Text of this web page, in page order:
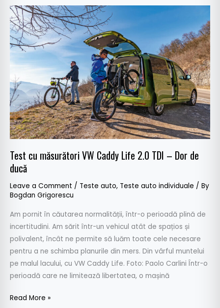
Test cu măsurători VW Caddy Life 2.0 TDI – Dor de
ducă
Leave a Comment / Teste auto, Teste auto individuale / By
Bogdan Grigorescu
Am pornit în căutarea normalității, într-o perioadă plină de
incertitudini. Am sărit într-un vehicul atât de spațios și
polivalent, încât ne permite să luăm toate cele necesare
pentru a ne schimba planurile din mers. Din vârful muntelui
pe malul lacului, cu VW Caddy Life. Foto: Paolo Carlini Într-o
perioadă care ne limitează libertatea, o mașină
Test
cu
măsurători
VW
Caddy
2.0
TDI
–
Dor
de
Read More »